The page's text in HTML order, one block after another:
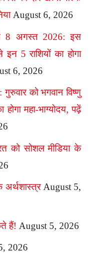
August 6, 2026
8 अगस्त 2026: इस
5 राशियों का होगा
6, 2026
को भगवान विष्णु
महा-भाग्योदय, पढ़ें
को सोशल मीडिया के
अर्थशास्त्र August 5,
हैं! August 5, 2026
2026